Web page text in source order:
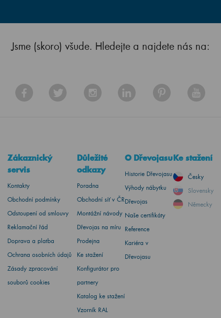
Jsme (skoro) všude. Hledejte a najdete nás na:
Zákaznický
servis
Kontakty
Obchodní podmínky
Odstoupení od smlouvy
Reklamační řád
Doprava a platba
Ochrana osobních údajů
Zásady zpracování
souborů cookies
Důležité
odkazy
Poradna
Obchodní síť v ČR
Montážní návody
Dřevojas na míru
Prodejna
Ke stažení
Konfigurátor pro
partnery
Katalog ke stažení
Vzorník RAL
O Dřevojasu
Historie Dřevojasu
Výhody nábytku
Dřevojas
Naše certifikáty
Reference
Kariéra v
Dřevojasu
Ke stažení
Česky
Slovensky
Německy